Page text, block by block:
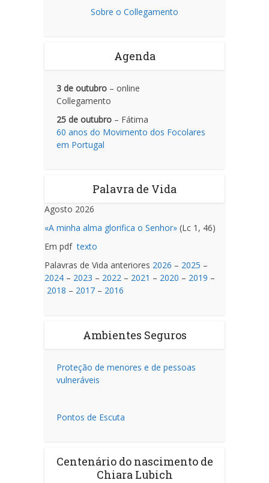
Sobre o Collegamento
Agenda
3 de outubro – online
Collegamento
25 de outubro – Fátima
60 anos do Movimento dos Focolares
em Portugal
Palavra de Vida
Agosto 2026
«A minha alma glorifica o Senhor» (Lc 1, 46)
Em pdftexto
Palavras de Vida anteriores 2026 – 2025 –
2024 – 2023 – 2022 – 2021 – 2020 – 2019 –
2018 – 2017 – 2016
Ambientes Seguros
Proteção de menores e de pessoas
vulneráveis
Pontos de Escuta
Centenário do nascimento de
Chiara Lubich